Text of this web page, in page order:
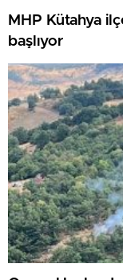
MHP Kütahya
başlıyor